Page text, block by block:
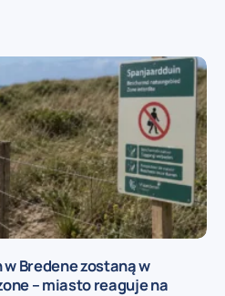
Bredene zostaną w
– miasto reaguje na